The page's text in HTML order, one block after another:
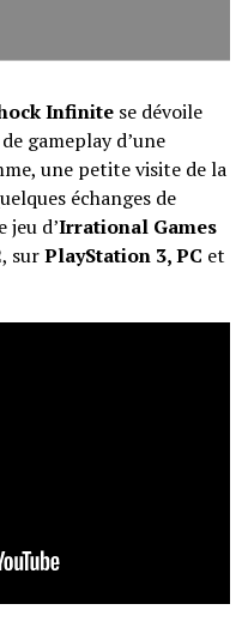
Infinite se dévoile
gameplay d’une
une petite visite de la
échanges de
jeu d’Irrational Games
surPlayStation 3, PC et